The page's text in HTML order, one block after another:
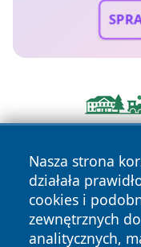
Nasza strona
działała
cookies i
zewnętrznych
analitycznych,